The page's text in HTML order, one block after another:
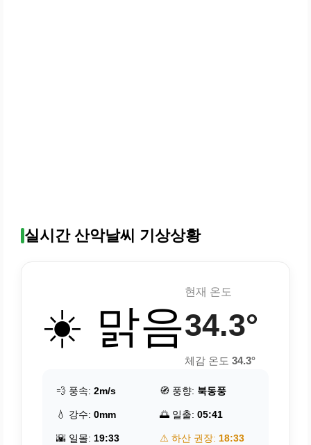
실시간 산악날씨 기상상황
☀️ 맑음
현재 온도
34.3°
체감 온도 34.3°
💨 풍속: 2m/s 🧭 풍향: 북동풍
💧 강수: 0mm 🌅 일출: 05:41
🌇 일몰: 19:33 ⚠️ 하산 권장: 18:33